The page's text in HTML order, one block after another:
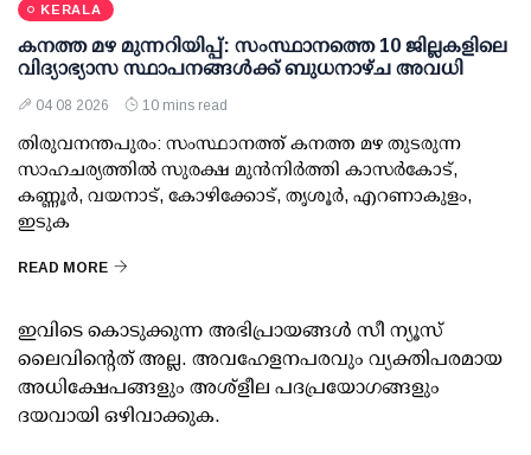
KERALA
കനത്ത മഴ മുന്നറിയിപ്പ്: സംസ്ഥാനത്തെ 10 ജില്ലകളിലെ
വിദ്യാഭ്യാസ സ്ഥാപനങ്ങള്‍ക്ക് ബുധനാഴ്ച അവധി
04 08 2026 10 mins read
തിരുവനന്തപുരം: സംസ്ഥാനത്ത് കനത്ത മഴ തുടരുന്ന
സാഹചര്യത്തില്‍ സുരക്ഷ മുന്‍നിര്‍ത്തി കാസര്‍കോട്,
കണ്ണൂര്‍, വയനാട്, കോഴിക്കോട്, തൃശൂര്‍, എറണാകുളം,
ഇടുക
READ MORE
ഇവിടെ കൊടുക്കുന്ന അഭിപ്രായങ്ങള്‍ സീ ന്യൂസ്
ലൈവിന്റെത് അല്ല. അവഹേളനപരവും വ്യക്തിപരമായ
അധിക്ഷേപങ്ങളും അശ്‌ളീല പദപ്രയോഗങ്ങളും
ദയവായി ഒഴിവാക്കുക.